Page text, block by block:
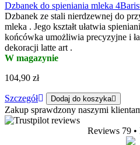
Dzbanek do spieniania mleka
Dzbanek ze stali nierdzewnej do
mleka . Jego kształt ułatwia
końcówka umożliwia precyzyjne i
dekoracji latte art .
W magazynie
104,90 zł
Szczegół Dodaj do koszyka
Zakup sprawdzony naszymi
Reviews 79